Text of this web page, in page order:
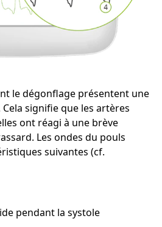
le dégonflage présentent une
signifie que les artères
ont réagi à une brève
Les ondes du pouls
suivantes (cf.
pendant la systole